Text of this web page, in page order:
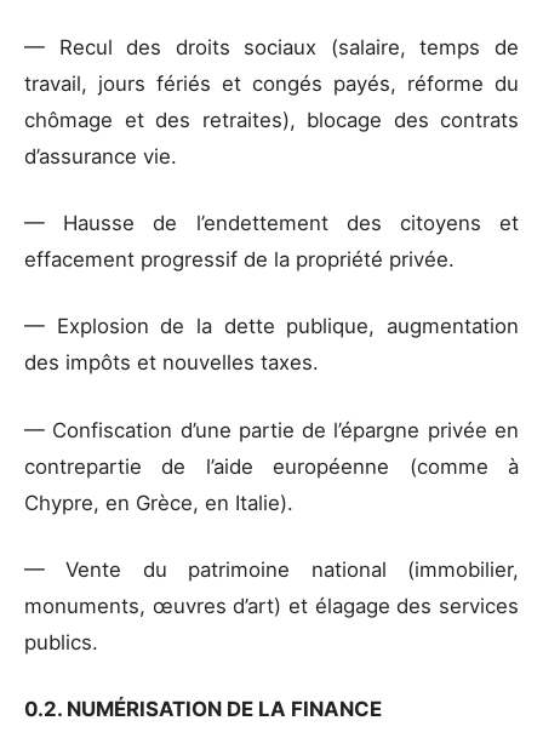
— Recul des droits sociaux (salaire, temps de
travail, jours fériés et congés payés, réforme du
chômage et des retraites), blocage des contrats
d’assurance vie.
— Hausse de l’endettement des citoyens et
effacement progressif de la propriété privée.
— Explosion de la dette publique, augmentation
des impôts et nouvelles taxes.
— Confiscation d’une partie de l’épargne privée en
contrepartie de l’aide européenne (comme à
Chypre, en Grèce, en Italie).
— Vente du patrimoine national (immobilier,
monuments, œuvres d’art) et élagage des services
publics.
0.2. NUMÉRISATION DE LA FINANCE